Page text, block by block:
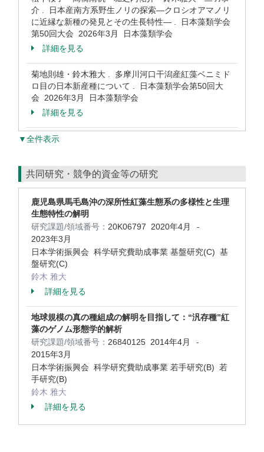
介 . 日本産南方系野生ノリの探索―クロシオアマノリ
に近縁な新種の発見とその生長特性― . 日本藻類学会
第50回大会 2026年3月 日本藻類学会
詳細を見る
菊地則雄・鈴木雅大 . 多摩川河口干潟産紅藻ベニミド
ロ目の日本新産種について . 日本藻類学会第50回大
会 2026年3月 日本藻類学会
詳細を見る
▼全件表示
共同研究・競争的資金等の研究
鹿児島県馬毛島沖の深所性紅藻生態系の多様性と生理
生態特性の解明
研究課題/領域番号： 20K06797 2020年4月 -
2023年3月
日本学術振興会 科学研究費助成事業 基盤研究(C) 基
盤研究(C)
鈴木 雅大
詳細を見る
地球規模の真の種組成の解明を目指して：“汎存種”紅
藻のゲノム形態学的解析
研究課題/領域番号： 26840125 2014年4月 -
2015年3月
日本学術振興会 科学研究費助成事業 若手研究(B) 若
手研究(B)
鈴木 雅大
詳細を見る